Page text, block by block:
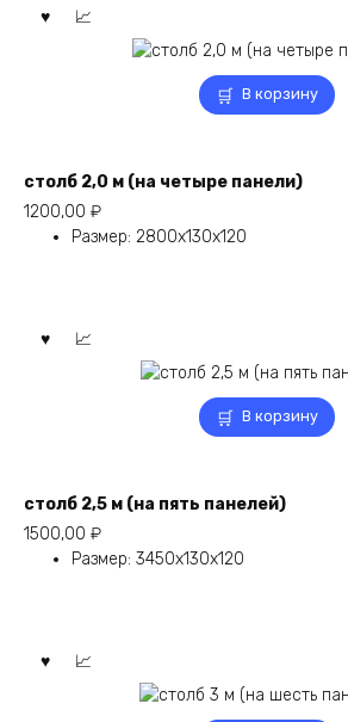
В корзину
столб 2,0 м (на четыре панели)
1200,00 ₽
Размер: 2800х130х120
В корзину
столб 2,5 м (на пять панелей)
1500,00 ₽
Размер: 3450х130х120